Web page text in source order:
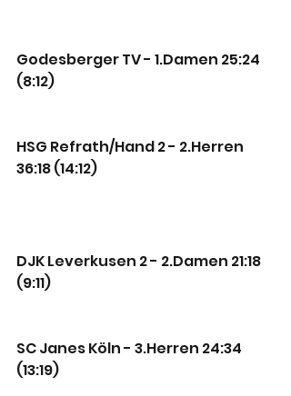
Godesberger TV - 1.Damen 25:24
(8:12)
HSG Refrath/Hand 2 - 2.Herren
36:18 (14:12)
DJK Leverkusen 2 - 2.Damen 21:18
(9:11)
SC Janes Köln - 3.Herren 24:34
(13:19)